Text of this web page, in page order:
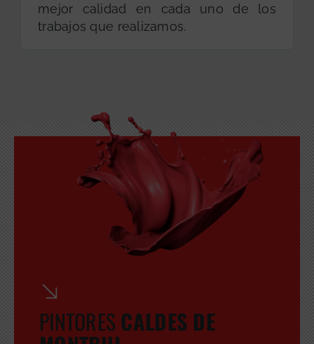
mejor calidad en cada uno de los
trabajos que realizamos.
PINTORESCALDES DE